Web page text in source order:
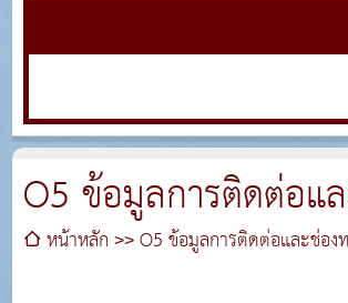
O5 ข้อมูลการติดต่อแ
หน้าหลัก O5 ข้อมูลการติดต่อและช่อ